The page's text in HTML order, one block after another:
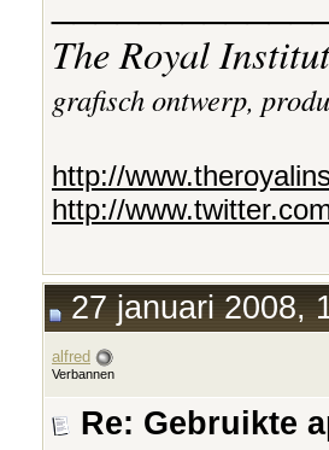
The Royal
grafisch ontwerp,
http://
http://
27 januari 2008,
alfred
Verbannen
Re: Gebruikte